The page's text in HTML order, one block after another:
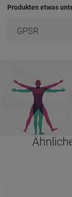
Produkten etwas
GPSR